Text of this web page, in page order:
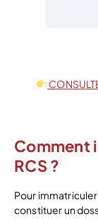
Comment
RCS ?
Pour immatriculer
constituer un